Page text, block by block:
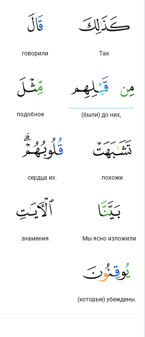
Так
говорили
(были) до них,
подобное
похожи
сердца их.
Мы ясно изложили
знамения
(которые) убеждены.